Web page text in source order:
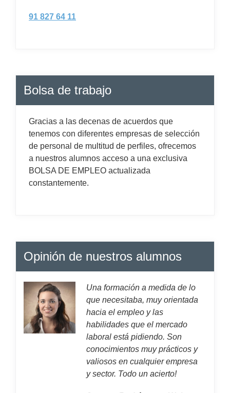
91 827 64 11
Bolsa de trabajo
Gracias a las decenas de acuerdos que
tenemos con diferentes empresas de selección
de personal de multitud de perfiles, ofrecemos
a nuestros alumnos acceso a una exclusiva
BOLSA DE EMPLEO actualizada
constantemente.
Opinión de nuestros alumnos
Una formación a medida de lo
que necesitaba, muy orientada
hacia el empleo y las
habilidades que el mercado
laboral está pidiendo. Son
conocimientos muy prácticos y
valiosos en cualquier empresa
y sector. Todo un acierto!